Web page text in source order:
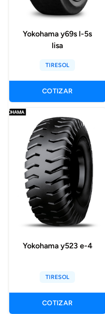
Yokohama y69s l-5s
lisa
TIRESOL
COTIZAR
Yokohama y523 e-4
TIRESOL
COTIZAR